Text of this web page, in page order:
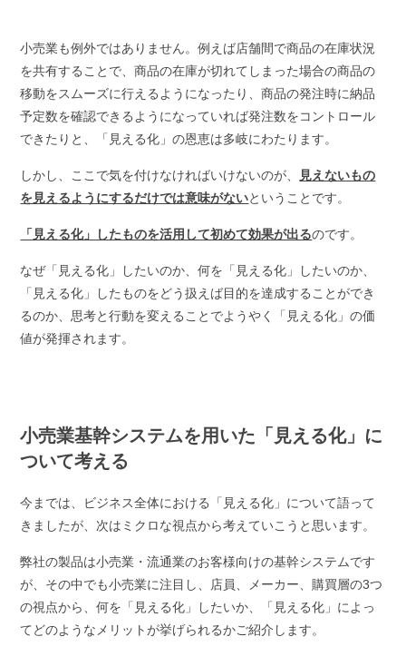
小売業も例外ではありません。例えば店舗間で商品の在庫状況
を共有することで、商品の在庫が切れてしまった場合の商品の
移動をスムーズに行えるようになったり、商品の発注時に納品
予定数を確認できるようになっていれば発注数をコントロール
できたりと、「見える化」の恩恵は多岐にわたります。
しかし、ここで気を付けなければいけないのが、
見えないもの
を見えるようにするだけでは意味がないということです。
「見える化」したものを活用して初めて効果が出るのです。
なぜ「見える化」したいのか、何を「見える化」したいのか、
「見える化」したものをどう扱えば目的を達成することができ
るのか、思考と行動を変えることでようやく「見える化」の価
値が発揮されます。
小売業基幹システムを用いた「見える化」に
ついて考える
今までは、ビジネス全体における「見える化」について語って
きましたが、次はミクロな視点から考えていこうと思います。
弊社の製品は小売業・流通業のお客様向けの基幹システムです
が、その中でも小売業に注目し、店員、メーカー、購買層の3つ
の視点から、何を「見える化」したいか、「見える化」によっ
てどのようなメリットが挙げられるかご紹介します。